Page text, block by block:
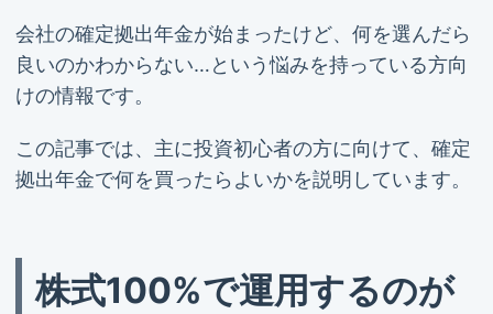
会社の確定拠出年金が始まったけど、何を選んだら
良いのかわからない…という悩みを持っている方向
けの情報です。
この記事では、主に投資初心者の方に向けて、確定
拠出年金で何を買ったらよいかを説明しています。
株式100%で運用するのが